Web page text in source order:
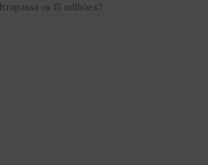
os 15 milhões?